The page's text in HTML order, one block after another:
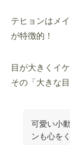
テヒョンはメ
が特徴的！
目が大きくイ
その「大きな
可愛い小
ンも心を